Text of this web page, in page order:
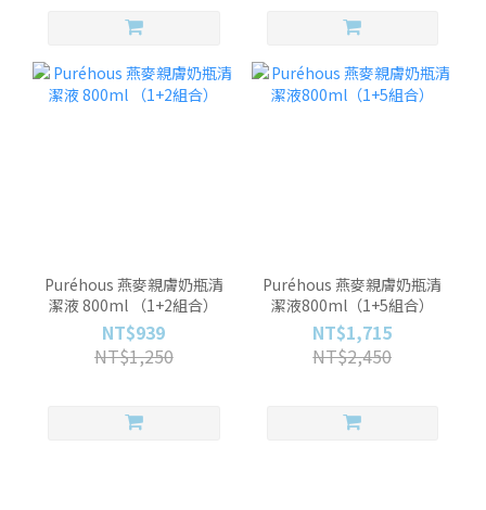
Puréhous 燕麥親膚奶瓶清
潔液 800ml （1+2組合）
NT$939
NT$1,250
Puréhous 燕麥親膚奶瓶清
潔液800ml（1+5組合）
NT$1,715
NT$2,450